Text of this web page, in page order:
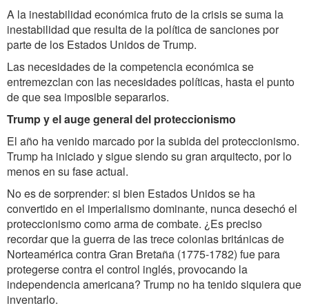
A la inestabilidad económica fruto de la crisis se suma la
inestabilidad que resulta de la política de sanciones por
parte de los Estados Unidos de Trump.
Las necesidades de la competencia económica se
entremezclan con las necesidades políticas, hasta el punto
de que sea imposible separarlos.
Trump y el auge general del proteccionismo
El año ha venido marcado por la subida del proteccionismo.
Trump ha iniciado y sigue siendo su gran arquitecto, por lo
menos en su fase actual.
No es de sorprender: si bien Estados Unidos se ha
convertido en el imperialismo dominante, nunca desechó el
proteccionismo como arma de combate. ¿Es preciso
recordar que la guerra de las trece colonias británicas de
Norteamérica contra Gran Bretaña (1775-1782) fue para
protegerse contra el control inglés, provocando la
independencia americana? Trump no ha tenido siquiera que
inventarlo.